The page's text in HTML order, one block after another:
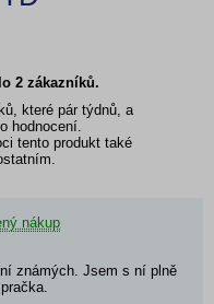
2 zákazníků.
které pár týdnů, a
hodnocení.
tento produkt také
nákup
známých. Jsem s ní plně